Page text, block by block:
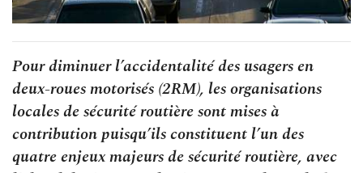
Pour diminuer l’accidentalité des usagers en
deux-roues motorisés (2RM), les organisations
locales de sécurité routière sont mises à
contribution puisqu’ils constituent l’un des
quatre enjeux majeurs de sécurité routière, avec